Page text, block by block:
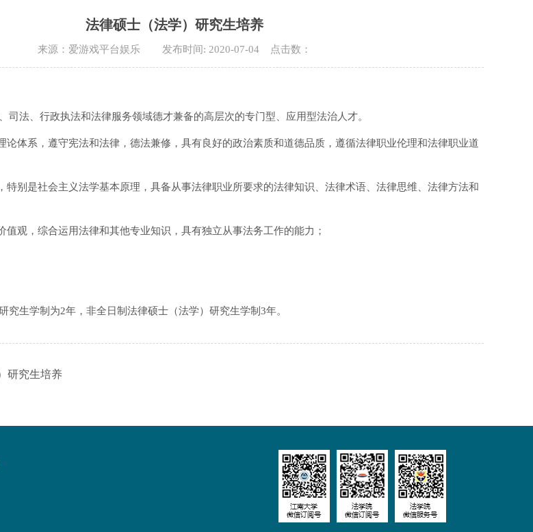
法律硕士（法学）研究生培养
来源：爱游戏平台娱乐 发布时间: 2020-07-04 点击数：
司法、行政执法和法律服务领域德才兼备的高层次的专门型、应用型法治人才。
论体系，遵守宪法和法律，德法兼修，具有良好的政治素质和道德品质，遵循法律职业伦理和法律职业道
特别是社会主义法学基本原理，具备从事法律职业所要求的法律知识、法律术语、法律思维、法律方法和
值观，综合运用法律和其他专业知识，具有独立从事法务工作的能力；
究生学制为2年，非全日制法律硕士（法学）研究生学制3年。
研究生培养